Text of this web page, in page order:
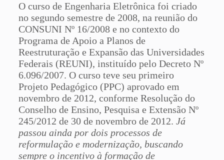
O curso de Engenharia Eletrônica foi criado
no segundo semestre de 2008, na reunião do
CONSUNI Nº 16/2008 e no contexto do
Programa de Apoio a Planos de
Reestruturação e Expansão das Universidades
Federais (REUNI), instituído pelo Decreto Nº
6.096/2007. O curso teve seu primeiro
Projeto Pedagógico (PPC) aprovado em
novembro de 2012, conforme Resolução do
Conselho de Ensino, Pesquisa e Extensão Nº
245/2012 de 30 de novembro de 2012. Já
passou ainda por dois processos de
reformulação e modernização, buscando
sempre o incentivo à formação de